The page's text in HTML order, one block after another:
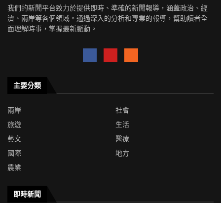
我們的新聞平台致力於提供即時、準確的新聞報導，涵蓋政治、經
濟、兩岸等各個領域。通過深入的分析和專業的報導，幫助讀者全
面理解時事，掌握最新脈動。
主要分類
兩岸
社會
旅遊
生活
藝文
醫療
國際
地方
農業
即時新聞